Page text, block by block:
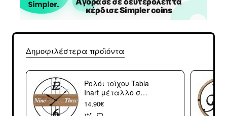
Δημοφιλέστερα προϊόντα
Ρολόι τοίχου Tabla
Inart μέταλλο σε
μαύρη απόχρωση
60x3x60εκ
14,90€